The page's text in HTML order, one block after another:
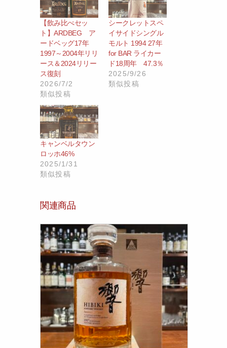
【飲み比べセッ
ト】ARDBEG ア
ードベッグ17年
1997～2004年リリ
ース＆2024リリー
ス復刻
2026/7/2
類似投稿
シークレットスペ
イサイドシングル
モルト 1994 27年
for BAR ライカー
ド18周年 47.3％
2025/9/26
類似投稿
キャンベルタウン
ロッホ46%
2025/1/31
類似投稿
関連商品